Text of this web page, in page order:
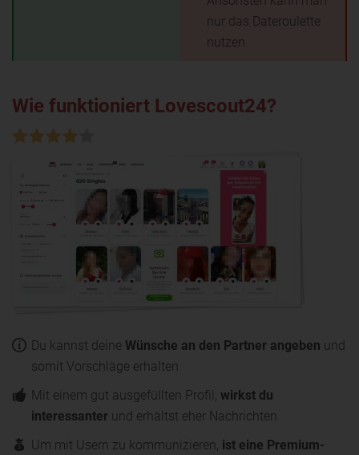
nur das Dateroulette
nutzen
Wie funktioniert Lovescout24?
Du kannst deine Wünsche an den Partner angeben und
somit Vorschläge erhalten
Mit einem gut ausgefüllten Profil, wirkst du
interessanter und erhältst eher Nachrichten
Um mit Usern zu kommunizieren, ist eine Premium-